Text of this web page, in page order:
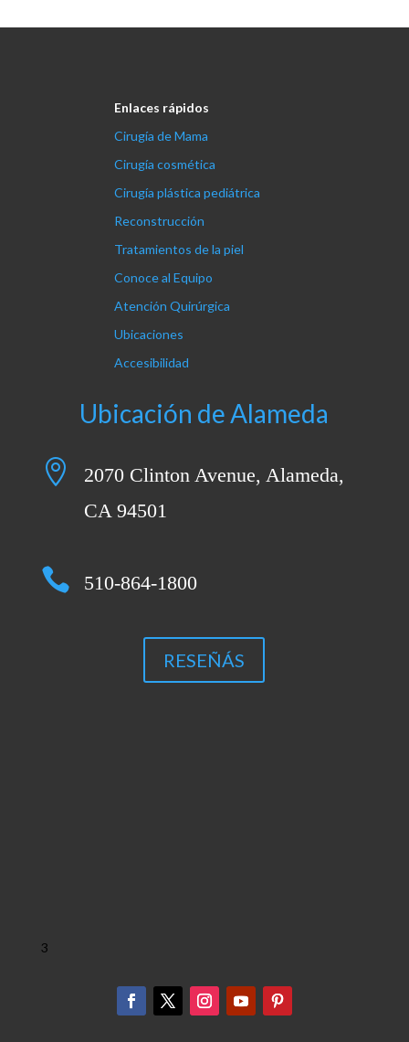
Enlaces rápidos
Cirugía de Mama
Cirugía cosmética
Cirugía plástica pediátrica
Reconstrucción
Tratamientos de la piel
Conoce al Equipo
Atención Quirúrgica
Ubicaciones
Accesibilidad
Ubicación de Alameda

2070 Clinton Avenue, Alameda,
CA 94501
 510-864-1800
RESEÑÁS
3